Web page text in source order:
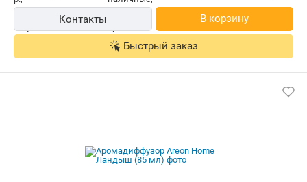
Контакты В корзину
Быстрый заказ